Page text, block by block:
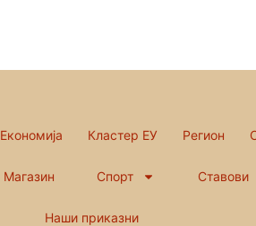
Економија Кластер ЕУ Регион
Магазин Спорт Ставови
Наши приказни